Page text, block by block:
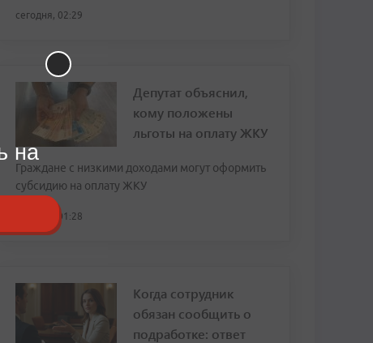
сегодня, 02:29
Депутат объяснил,
кому положены
льготы на оплату ЖКУ
Граждане с низкими доходами могут оформить
субсидию на оплату ЖКУ
сегодня, 01:28
Когда сотрудник
обязан сообщить о
подработке: ответ
на